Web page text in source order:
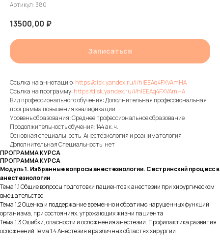
Артикул:380
13500,00 ₽
Записаться
Ссылка на аннотацию:https://disk.yandex.ru/i/hlEEAq4FXVAmHA
Ссылка на программу:https://disk.yandex.ru/i/hlEEAq4FXVAmHA
Вид профессионального обучения: Дополнительная профессиональная
программа повышения квалификации
Уровень образования: Среднее профессиональное образование
Продолжительность обучения: 144 ак. ч.
Основная специальность: Анестезиология и реаниматология
Дополнительная Специальность: нет
ПРОГРАММА КУРСА
ПРОГРАММА КУРСА
Модуль 1. Избранные вопросы анестезиологии. Сестринский процесс в
анестезиологии
Тема 1.1 Общие вопросы подготовки пациентов к анестезии при хирургическом
вмешательстве
Тема 1.2 Оценка и поддержание временно и обратимо нарушенных функций
организма, при состояниях, угрожающих жизни пациента
Тема 1.3 Ошибки, опасности и осложнения анестезии. Профилактика развития
осложнений Тема 1.4 Анестезия в различных областях хирургии